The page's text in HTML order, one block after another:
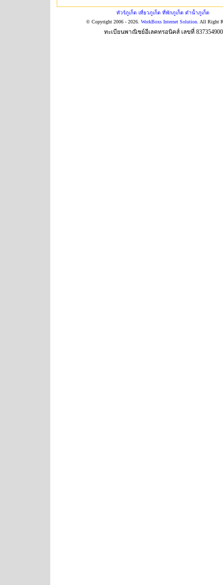
ทัวร์ภูเก็ต เที่ยวภูเก็ต ที่พักภูเก็ต ดำน้ำภูเก็ต
© Copyright 2006 - 2026. WorkBoxs Internet Solution. All Right
ทะเบียนพาณิชย์อีเลคทรอนิคส์ เลขที่